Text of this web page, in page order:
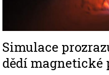
Simulace
dědí magnetické